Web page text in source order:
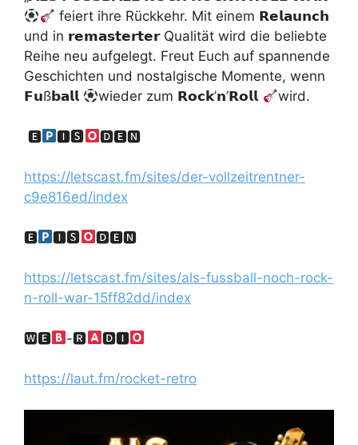
feiert ihre Rückkehr. Mit einem 𝗥𝗲𝗹𝗮𝘂𝗻𝗰𝗵
und in 𝗿𝗲𝗺𝗮𝘀𝘁𝗲𝗿𝘁𝗲𝗿 Qualität wird die beliebte
Reihe neu aufgelegt. Freut Euch auf spannende
Geschichten und nostalgische Momente, wenn
𝗙𝘂ß𝗯𝗮𝗹𝗹
wieder zum 𝗥𝗼𝗰𝗸’𝗻’𝗥𝗼𝗹𝗹 wird.
🅴 🅸🆂 🅳🅴🅽
https://letscast.fm/sites/der-vollzeitrentner-
c9e816ed/index
🅴 🅸🆂 🅳🅴🅽
https://letscast.fm/sites/als-fussball-noch-rock-
n-roll-war-15ff82dd/index
🆆🅴 -🆁 🅳🅸
https://laut.fm/rocket-retro